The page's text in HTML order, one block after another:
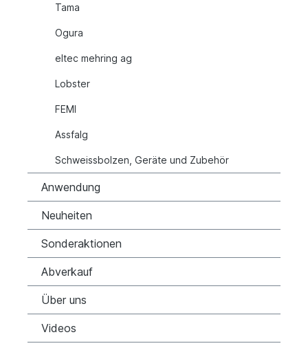
Tama
Ogura
eltec mehring ag
Lobster
FEMI
Assfalg
Schweissbolzen, Geräte und Zubehör
Anwendung
Neuheiten
Sonderaktionen
Abverkauf
Über uns
Videos